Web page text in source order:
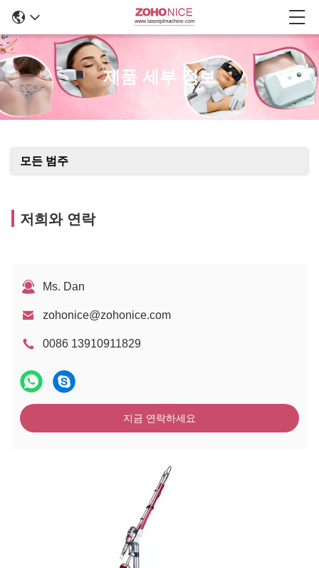
제품 세부 정보
모든 범주
저희와 연락
Ms. Dan
zohonice@zohonice.com
0086 13910911829
지금 연락하세요